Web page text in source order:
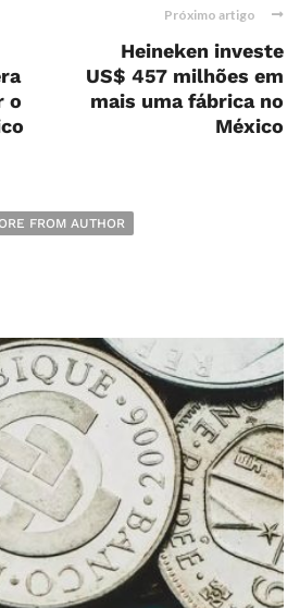
o
Próximo artigo
Heineken investe
US$ 457 milhões em
mais uma fábrica no
México
FROM AUTHOR